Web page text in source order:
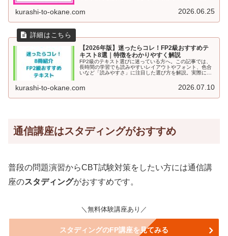
や、試験直前に役立つ模試冊子もレビュー付きで解説しま
す！
kurashi-to-okane.com 2026.06.25
【2026年版】迷ったらコレ！FP2級おすすめテ
キスト8選｜特徴をわかりやすく解説
FP2級のテキスト選びに迷っている方へ。この記事では、
長時間の学習でも読みやすいレイアウトやフォント、色合
いなど「読みやすさ」に注目した選び方を解説。実際に使
しています。試し読みのチェックポイントや、持ち運びに
便利な電子書籍の活用法もまとめました。
kurashi-to-okane.com 2026.07.10
通信講座はスタディングがおすすめ
普段の問題演習からCBT試験対策をしたい方には通信講
座のスタディングがおすすめです。
＼無料体験講座あり／
スタディングのFP講座を見てみる